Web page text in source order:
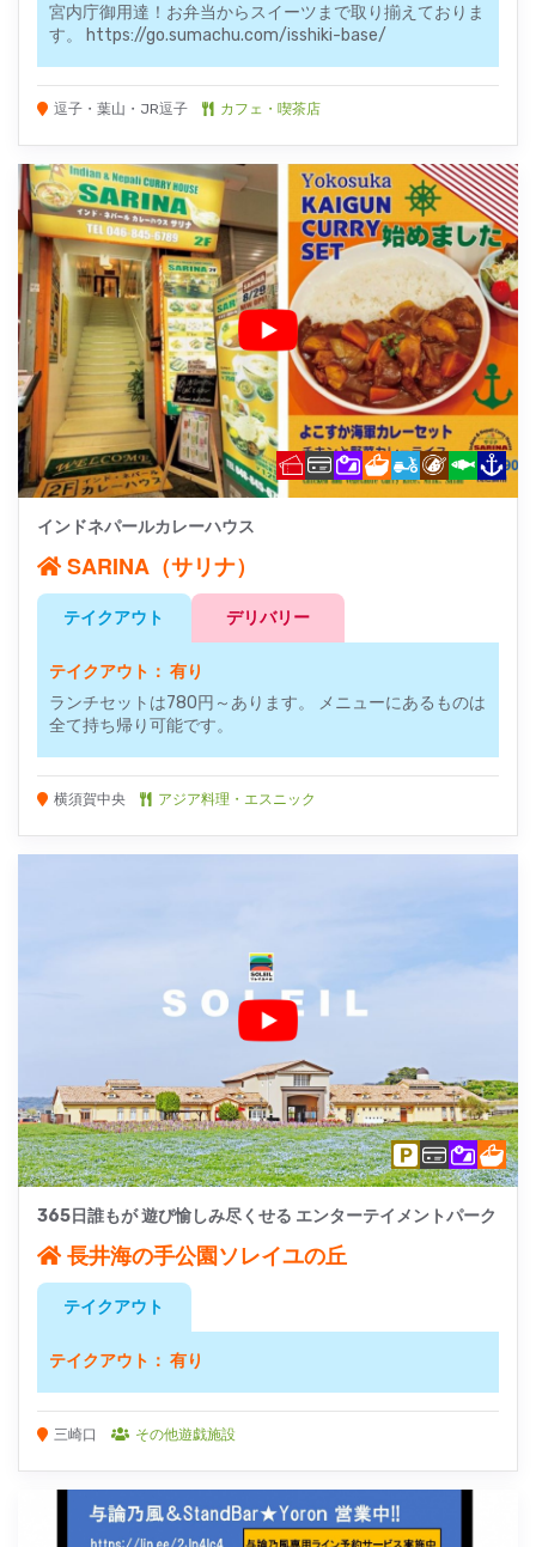
宮内庁御用達！お弁当からスイーツまで取り揃えておりま
す。 https://go.sumachu.com/isshiki-base/
逗子・葉山・JR逗子 カフェ・喫茶店
インドネパールカレーハウス
SARINA（サリナ）
テイクアウト デリバリー
テイクアウト： 有り
ランチセットは780円～あります。 メニューにあるものは
全て持ち帰り可能です。
横須賀中央 アジア料理・エスニック
365日誰もが 遊び愉しみ尽くせる エンターテイメントパーク
長井海の手公園ソレイユの丘
テイクアウト
テイクアウト： 有り
三崎口 その他遊戯施設